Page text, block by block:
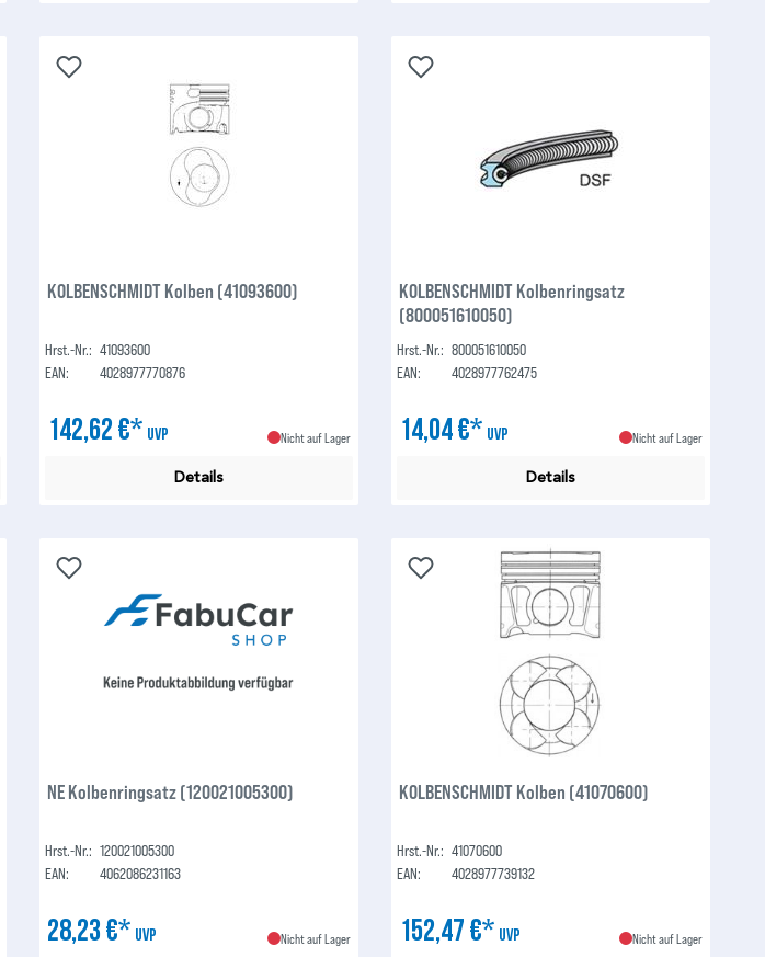
KOLBENSCHMIDT Kolben (41093600)
Hrst.-Nr.: 41093600
EAN:
4028977770876
142,62 €* UVP Nicht auf Lager
Details
KOLBENSCHMIDT Kolbenringsatz
(800051610050)
Hrst.-Nr.: 800051610050
EAN:
4028977762475
14,04 €* UVP Nicht auf Lager
Details
NE Kolbenringsatz (120021005300)
Hrst.-Nr.: 120021005300
EAN:
4062086231163
28,23 €* UVP Nicht auf Lager
KOLBENSCHMIDT Kolben (41070600)
Hrst.-Nr.: 41070600
EAN:
4028977739132
152,47 €* UVP Nicht auf Lager